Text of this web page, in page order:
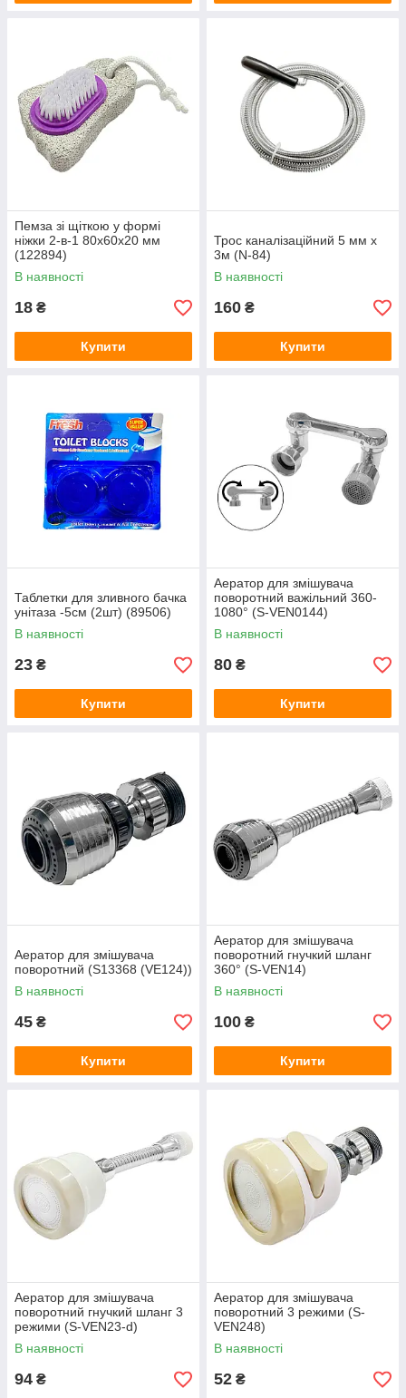
Пемза зі щіткою у формі
ніжки 2-в-1 80х60х20 мм
(122894)
В наявності
18 ₴
Купити
Трос каналізаційний 5 мм х
3м (N-84)
В наявності
160 ₴
Купити
Таблетки для зливного бачка
унітаза -5см (2шт) (89506)
В наявності
23 ₴
Купити
Аератор для змішувача
поворотний важільний 360-
1080° (S-VEN0144)
В наявності
80 ₴
Купити
Аератор для змішувача
поворотний (S13368 (VE124))
В наявності
45 ₴
Купити
Аератор для змішувача
поворотний гнучкий шланг
360° (S-VEN14)
В наявності
100 ₴
Купити
Аератор для змішувача
поворотний гнучкий шланг 3
режими (S-VEN23-d)
В наявності
94 ₴
Аератор для змішувача
поворотний 3 режими (S-
VEN248)
В наявності
52 ₴